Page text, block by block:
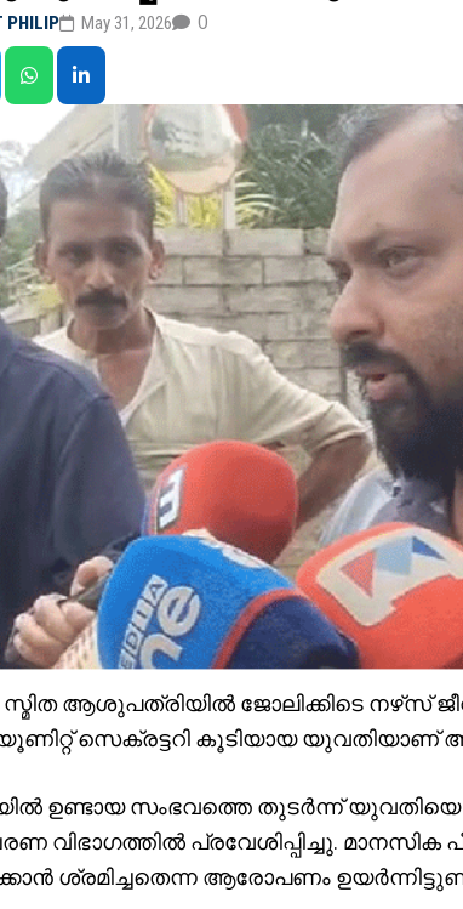
PHILIP May 31, 2026 0
സ്മിത ആശുപത്രിയിൽ ജോലിക്കിടെ നഴ്‌സ്
സെക്രട്ടറി കൂടിയായ യുവതിയാണ്
ഉണ്ടായ സംഭവത്തെ തുടർന്ന്
വിഭാഗത്തിൽ പ്രവേശിപ്പിച്ചു.
ശ്രമിച്ചതെന്ന ആരോപണം